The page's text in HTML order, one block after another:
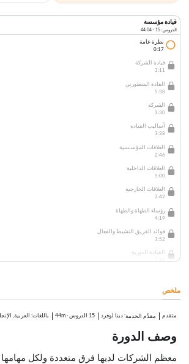
قيادة مؤسسة
الدروس: 15 · 44:04
نظرة عامة
0:17
قيادة الشركة
3:11
القادة المتطورين
5:38
الشركة
3:30
أساليب القيادة
3:38
العلاقات المؤسـسية
2:46
العلاقات الداخلية
5:00
العلاقات الخارجية
2:42
رؤساء الطهاة والطهاة
4:19
فوائد الفريق النشيط والفعال
1:52
القيادة الدورية
محفزات الفرق
بناء الفريق
الفرق ذات الإدارة الذاتية
ملخص
متقدم مقدِّم الخدمة: دينا لوفرد 15 الدروس ·
44m باللغات: العربية,
وصف الدورة
معظم الشركات لديها فرق متعددة ولكل مهامها